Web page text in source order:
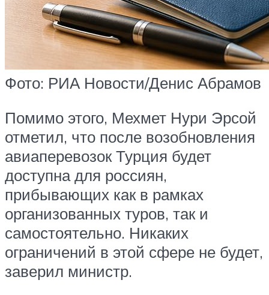
Фото: РИА Новости/Денис Абрамов
Помимо этого, Мехмет Нури Эрсой
отметил, что после возобновления
авиаперевозок Турция будет
доступна для россиян,
прибывающих как в рамках
организованных туров, так и
самостоятельно. Никаких
ограничений в этой сфере не будет,
заверил министр.